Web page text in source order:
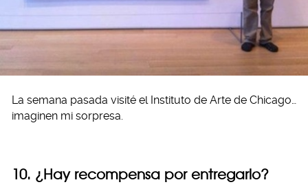
La semana pasada visité el Instituto de Arte de Chicago…
imaginen mi sorpresa.
10. ¿Hay recompensa por entregarlo?